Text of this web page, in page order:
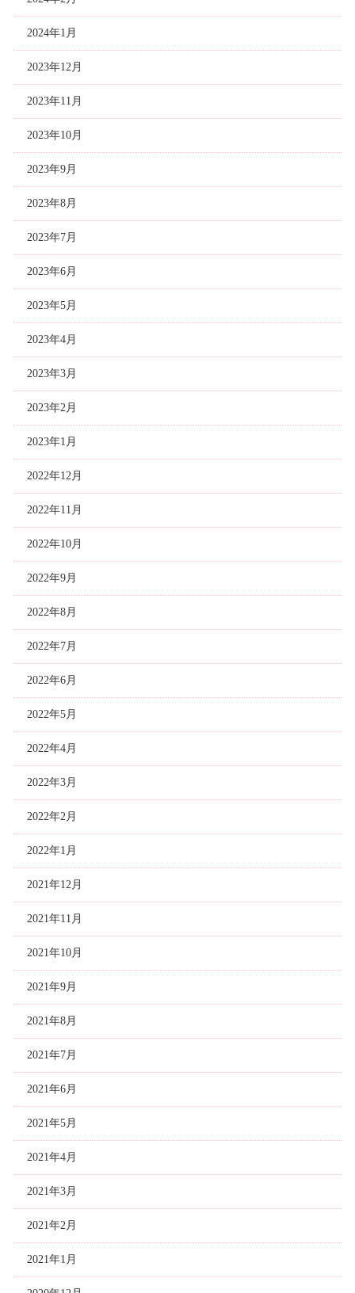
2024年1月
2023年12月
2023年11月
2023年10月
2023年9月
2023年8月
2023年7月
2023年6月
2023年5月
2023年4月
2023年3月
2023年2月
2023年1月
2022年12月
2022年11月
2022年10月
2022年9月
2022年8月
2022年7月
2022年6月
2022年5月
2022年4月
2022年3月
2022年2月
2022年1月
2021年12月
2021年11月
2021年10月
2021年9月
2021年8月
2021年7月
2021年6月
2021年5月
2021年4月
2021年3月
2021年2月
2021年1月